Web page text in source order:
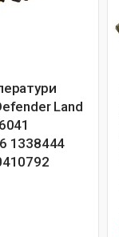
Land
1338444